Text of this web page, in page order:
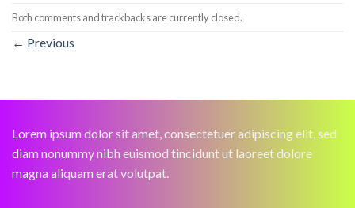
Both comments and trackbacks are currently closed.
← Previous
Lorem ipsum dolor sit amet, consectetuer adipiscing elit, sed
diam nonummy nibh euismod tincidunt ut laoreet dolore
magna aliquam erat volutpat.